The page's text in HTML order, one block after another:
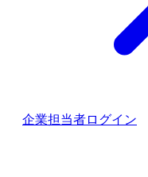
企業担当者ログイン